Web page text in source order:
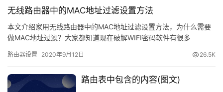
牌
路
由
器
多
无线路由器中的MAC地址过滤设置方法
本文介绍家用无线路由器中的MAC地址过滤设置方法，为什么需要
做MAC地址过滤？大家都知道现在破解WIFI密码软件有很多
路由器设置 2020年9月12日 26.5K
路由表中包含的内容(图文)